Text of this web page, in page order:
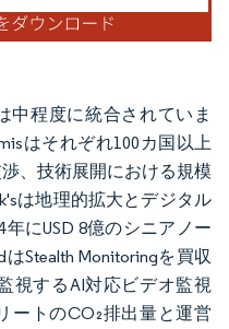
中程度に統合されていま
はそれぞれ100カ国以上
、技術展開における規模
は地理的拡大とデジタル
にUSD 8億のシニアノー
Stealth Monitoringを買収
視するAI対応ビデオ監視
ートのCO₂排出量と運営